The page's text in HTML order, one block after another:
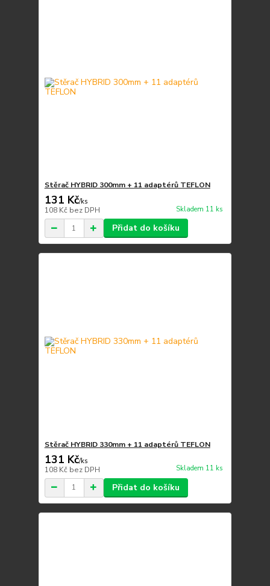
Stěrač HYBRID 300mm + 11 adaptérů TEFLON
131 Kč/ks
108 Kč bez DPH Skladem 11 ks
Přidat do košíku
Stěrač HYBRID 330mm + 11 adaptérů TEFLON
131 Kč/ks
108 Kč bez DPH Skladem 11 ks
Přidat do košíku